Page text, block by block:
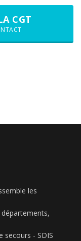
CGT
les
secours - SDIS